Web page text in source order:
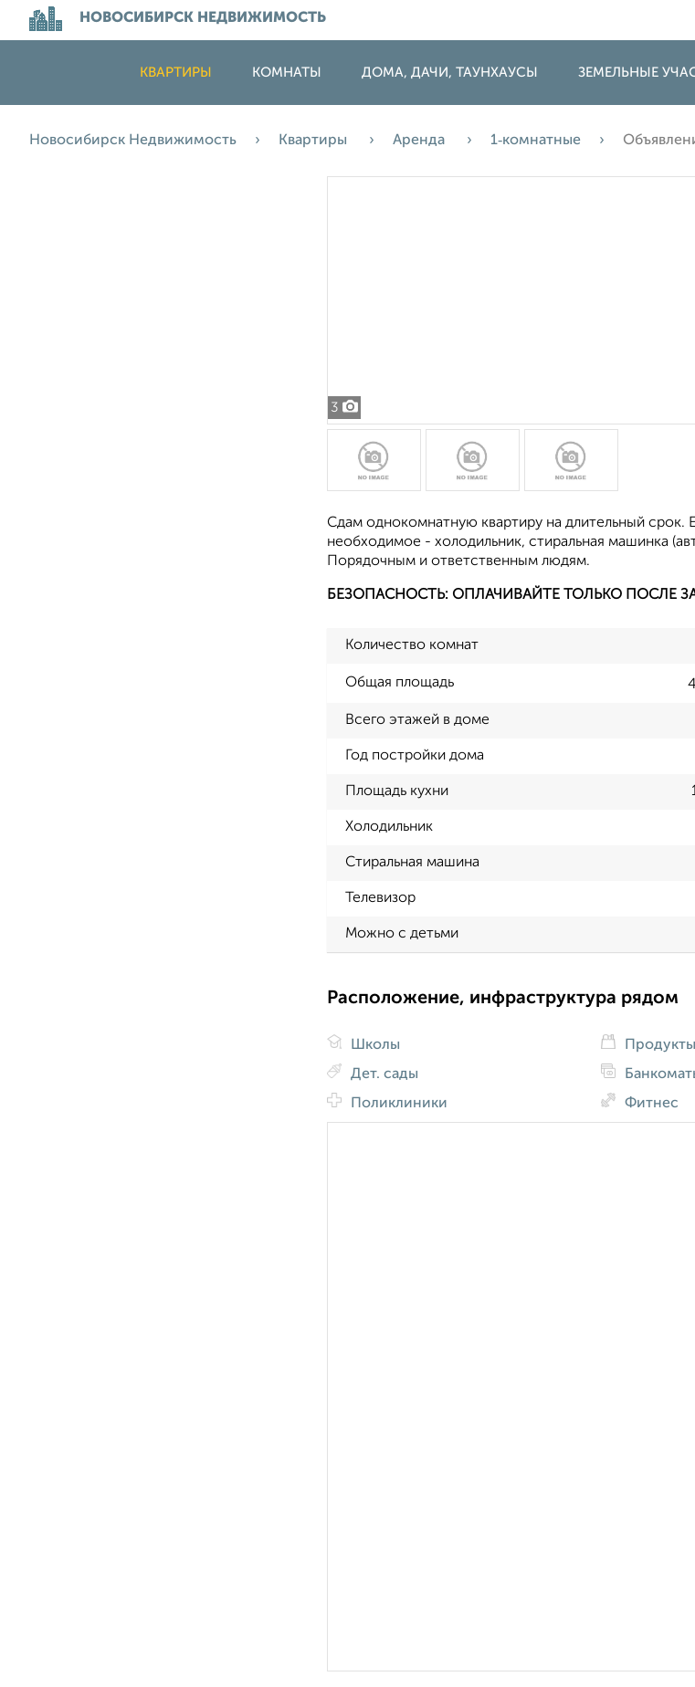
НОВОСИБИРСК НЕДВИЖИМОСТЬ
КВАРТИРЫ КОМНАТЫ ДОМА, ДАЧИ, ТАУНХАУСЫ ЗЕМЕЛЬНЫЕ
Новосибирск Недвижимость Квартиры Аренда 1‑комнатные
3
Сдам однокомнатную квартиру на длительный срок.
необходимое - холодильник, стиральная машинка
Порядочным и ответственным людям.
БЕЗОПАСНОСТЬ: ОПЛАЧИВАЙТЕ ТОЛЬКО ПОСЛЕ
Количество комнат
Общая площадь
Всего этажей в доме
Год постройки дома
Площадь кухни
Холодильник
Стиральная машина
Телевизор
Можно с детьми
Расположение, инфраструктура рядом
Школы
Дет. сады
Поликлиники
Продукты
Фитнес